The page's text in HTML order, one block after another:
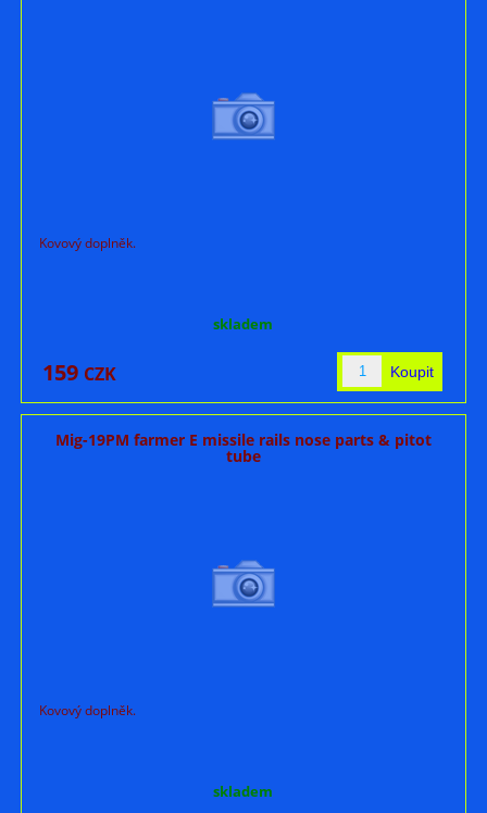
Kovový doplněk.
skladem
159 CZK
Mig-19PM farmer E missile rails nose parts & pitot
tube
Kovový doplněk.
skladem